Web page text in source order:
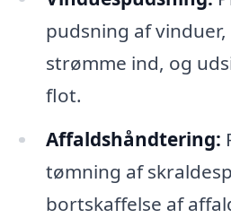
pudsning af
strømme ind, og
flot.
Affaldshåndtering:
tømning af
bortskaffelse af